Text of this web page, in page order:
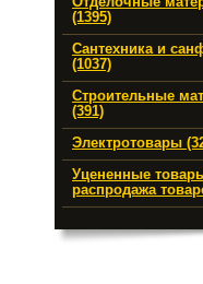
(1395)
Сантехника и
(1037)
Строительные
(391)
Электротовары
Уцененные
распродажа